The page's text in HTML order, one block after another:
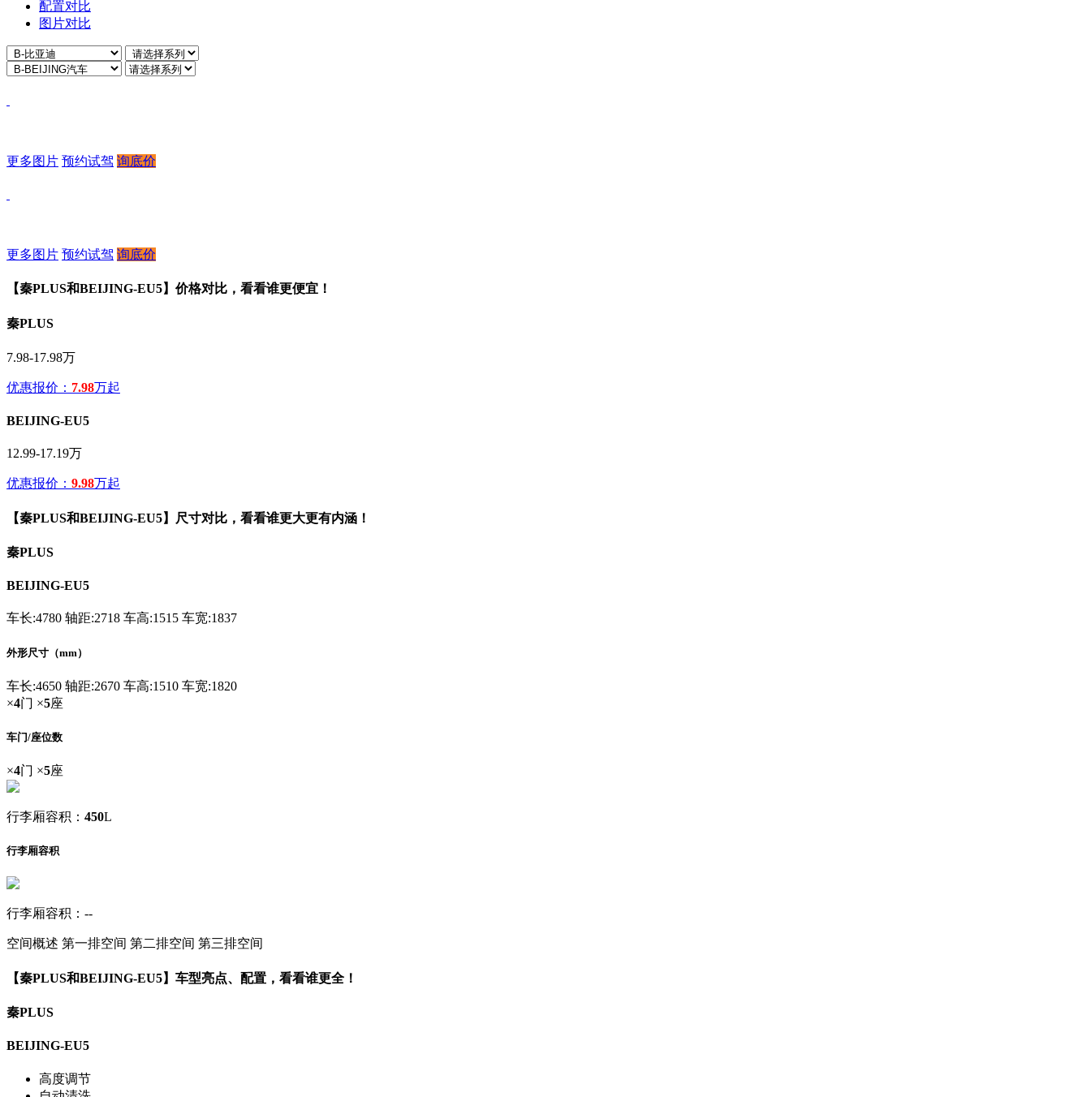
配置对比
图片对比
更多图片 预约试驾 询底价
更多图片 预约试驾 询底价
【秦PLUS和BEIJING-EU5】价格对比，看看谁更便宜！
秦PLUS
7.98-17.98万
优惠报价： 7.98万起
BEIJING-EU5
12.99-17.19万
优惠报价： 9.98万起
【秦PLUS和BEIJING-EU5】尺寸对比，看看谁更大更有内涵！
秦PLUS
BEIJING-EU5
车长:4780 轴距:2718 车高:1515 车宽:1837
外形尺寸（mm）
车长:4650 轴距:2670 车高:1510 车宽:1820
×4门 ×5座
车门/座位数
×4门 ×5座
行李厢容积： 450L
行李厢容积
行李厢容积：--
空间概述 第一排空间 第二排空间 第三排空间
【秦PLUS和BEIJING-EU5】车型亮点、配置，看看谁更全！
秦PLUS
BEIJING-EU5
高度调节